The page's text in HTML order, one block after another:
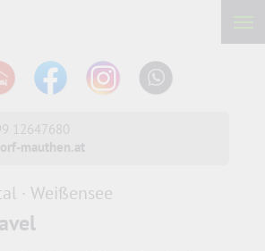
12647680
mauthen.at
· Weißensee